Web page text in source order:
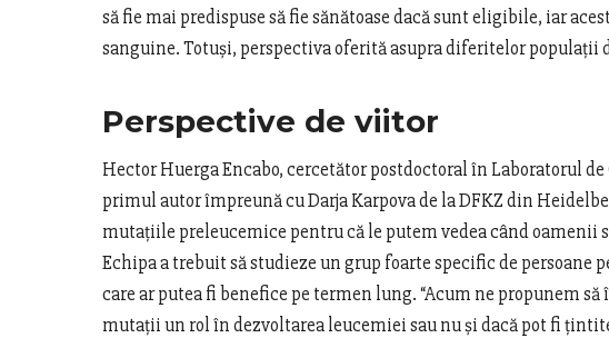
să fie mai predispuse să fie sănătoase dacă sunt eligibile, iar
sanguine. Totuși, perspectiva oferită asupra diferitelor populații
Perspective de viitor
Hector Huerga Encabo, cercetător postdoctoral în Laboratorul
primul autor împreună cu Darja Karpova de la DFKZ din
mutațiile preleucemice pentru că le putem vedea când oamenii
Echipa a trebuit să studieze un grup foarte specific de persoane
care ar putea fi benefice pe termen lung. “Acum ne propunem
mutații un rol în dezvoltarea leucemiei sau nu și dacă pot fi